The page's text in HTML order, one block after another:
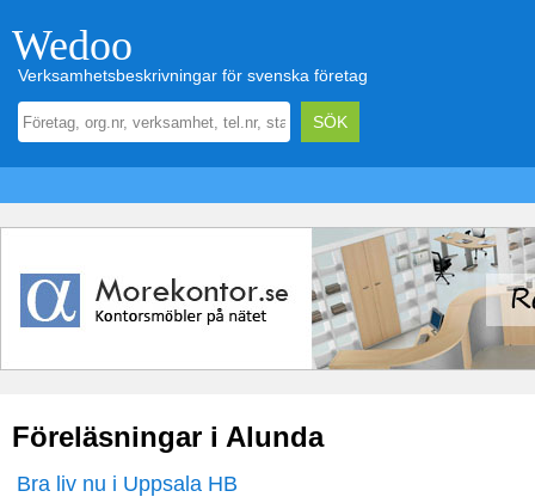
Wedoo
Verksamhetsbeskrivningar för svenska företag
Föreläsningar i Alunda
Bra liv nu i Uppsala HB